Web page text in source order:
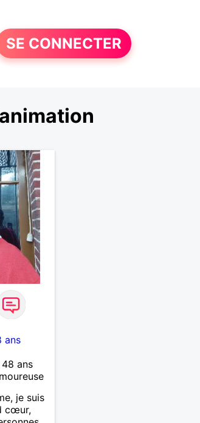
SE CONNECTER
ans
ans
je suis
cœur,